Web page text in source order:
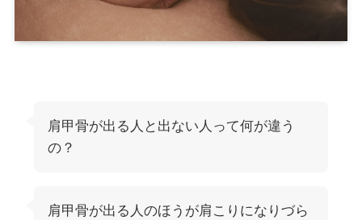
肩甲骨が出る人と出ない人って何が違う
の？
肩甲骨が出る人のほうが肩こりになりづら